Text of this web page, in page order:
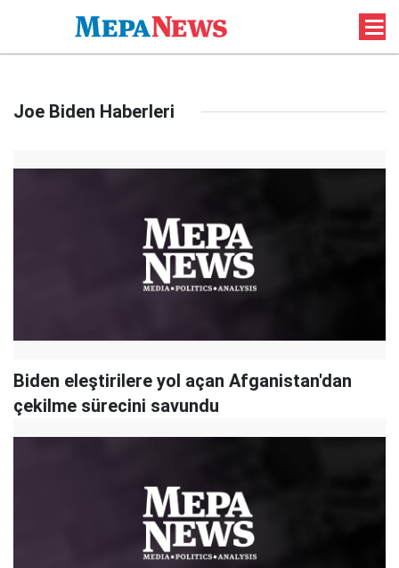
Joe Biden Haberleri
Biden eleştirilere yol açan Afganistan'dan
çekilme sürecini savundu